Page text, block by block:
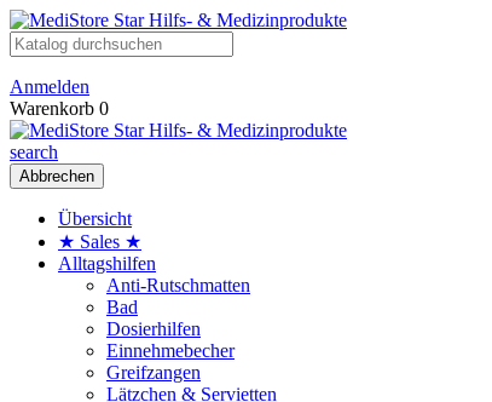
Anmelden
Warenkorb 0
search
Abbrechen
Übersicht
★ Sales ★
Alltagshilfen
Anti-Rutschmatten
Bad
Dosierhilfen
Einnehmebecher
Greifzangen
Lätzchen & Servietten